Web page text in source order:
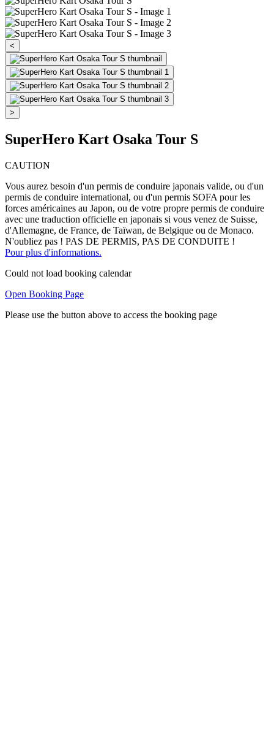
<
>
SuperHero Kart Osaka Tour S
CAUTION
Vous aurez besoin d'un permis de conduire japonais valide, ou d'un
permis de conduire international, ou d'un permis SOFA pour les
forces américaines au Japon, ou de votre propre permis de conduire
avec une traduction officielle en japonais si vous venez de Suisse,
d'Allemagne, de France, de Taïwan, de Belgique ou de Monaco.
N'oubliez pas ! PAS DE PERMIS, PAS DE CONDUITE !
Pour plus d'informations.
Could not load booking calendar
Open Booking Page
Please use the button above to access the booking page